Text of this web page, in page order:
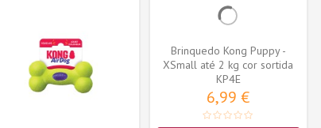
Brinquedo Kong Puppy -
XSmall até 2 kg cor sortida
(KP4E)
KP4E
6,99 €